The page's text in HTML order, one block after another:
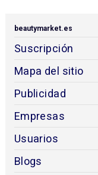
beautymarket.es
Suscripción
Mapa del sitio
Publicidad
Empresas
Usuarios
Blogs